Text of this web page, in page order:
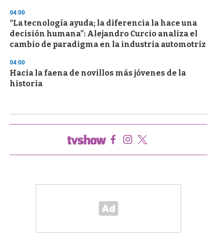
04:00
“La tecnología ayuda; la diferencia la hace una
decisión humana”: Alejandro Curcio analiza el
cambio de paradigma en la industria automotriz
04:00
Hacia la faena de novillos más jóvenes de la
historia